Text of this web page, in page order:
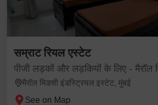
सम्राट रियल एस्टेट
पीजी लड़कों और लड़कियों के लिए - मैरॉल
मैरॉल मिडसी इंडस्ट्रियल इस्टेट, मुंबई